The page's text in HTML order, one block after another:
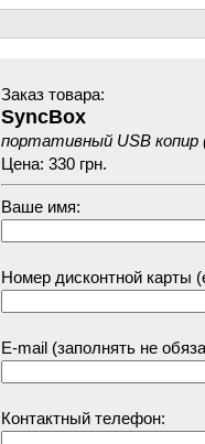
Заказ товарa:
SyncBox
портативный USB копир
Цена: 330 грн.
Ваше имя:
Номер дисконтной карты
E-mail (заполнять не
Контактный телефон: